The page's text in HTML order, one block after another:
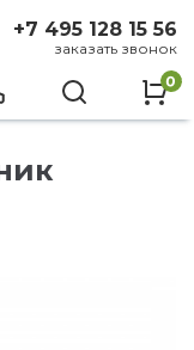
+7 495 128 15 56
заказать звонок
0